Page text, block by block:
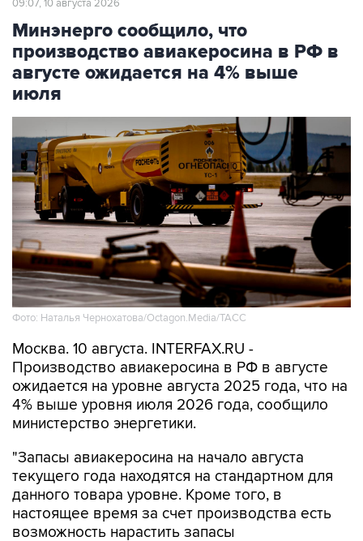
производство авиакеросина в РФ в
августе ожидается на 4% выше
июля
Фото: Наталья Чернохатова/Octagon.Media/ТАСС
Москва. 10 августа. INTERFAX.RU -
ожидается на уровне августа 2025 года, что на
4% выше уровня июля 2026 года, сообщило
министерство энергетики.
"Запасы авиакеросина на начало августа
данного товара уровне. Кроме того, в
настоящее время за счет производства есть
возможность нарастить запасы
дополнительно", - отмечается в сообщении.